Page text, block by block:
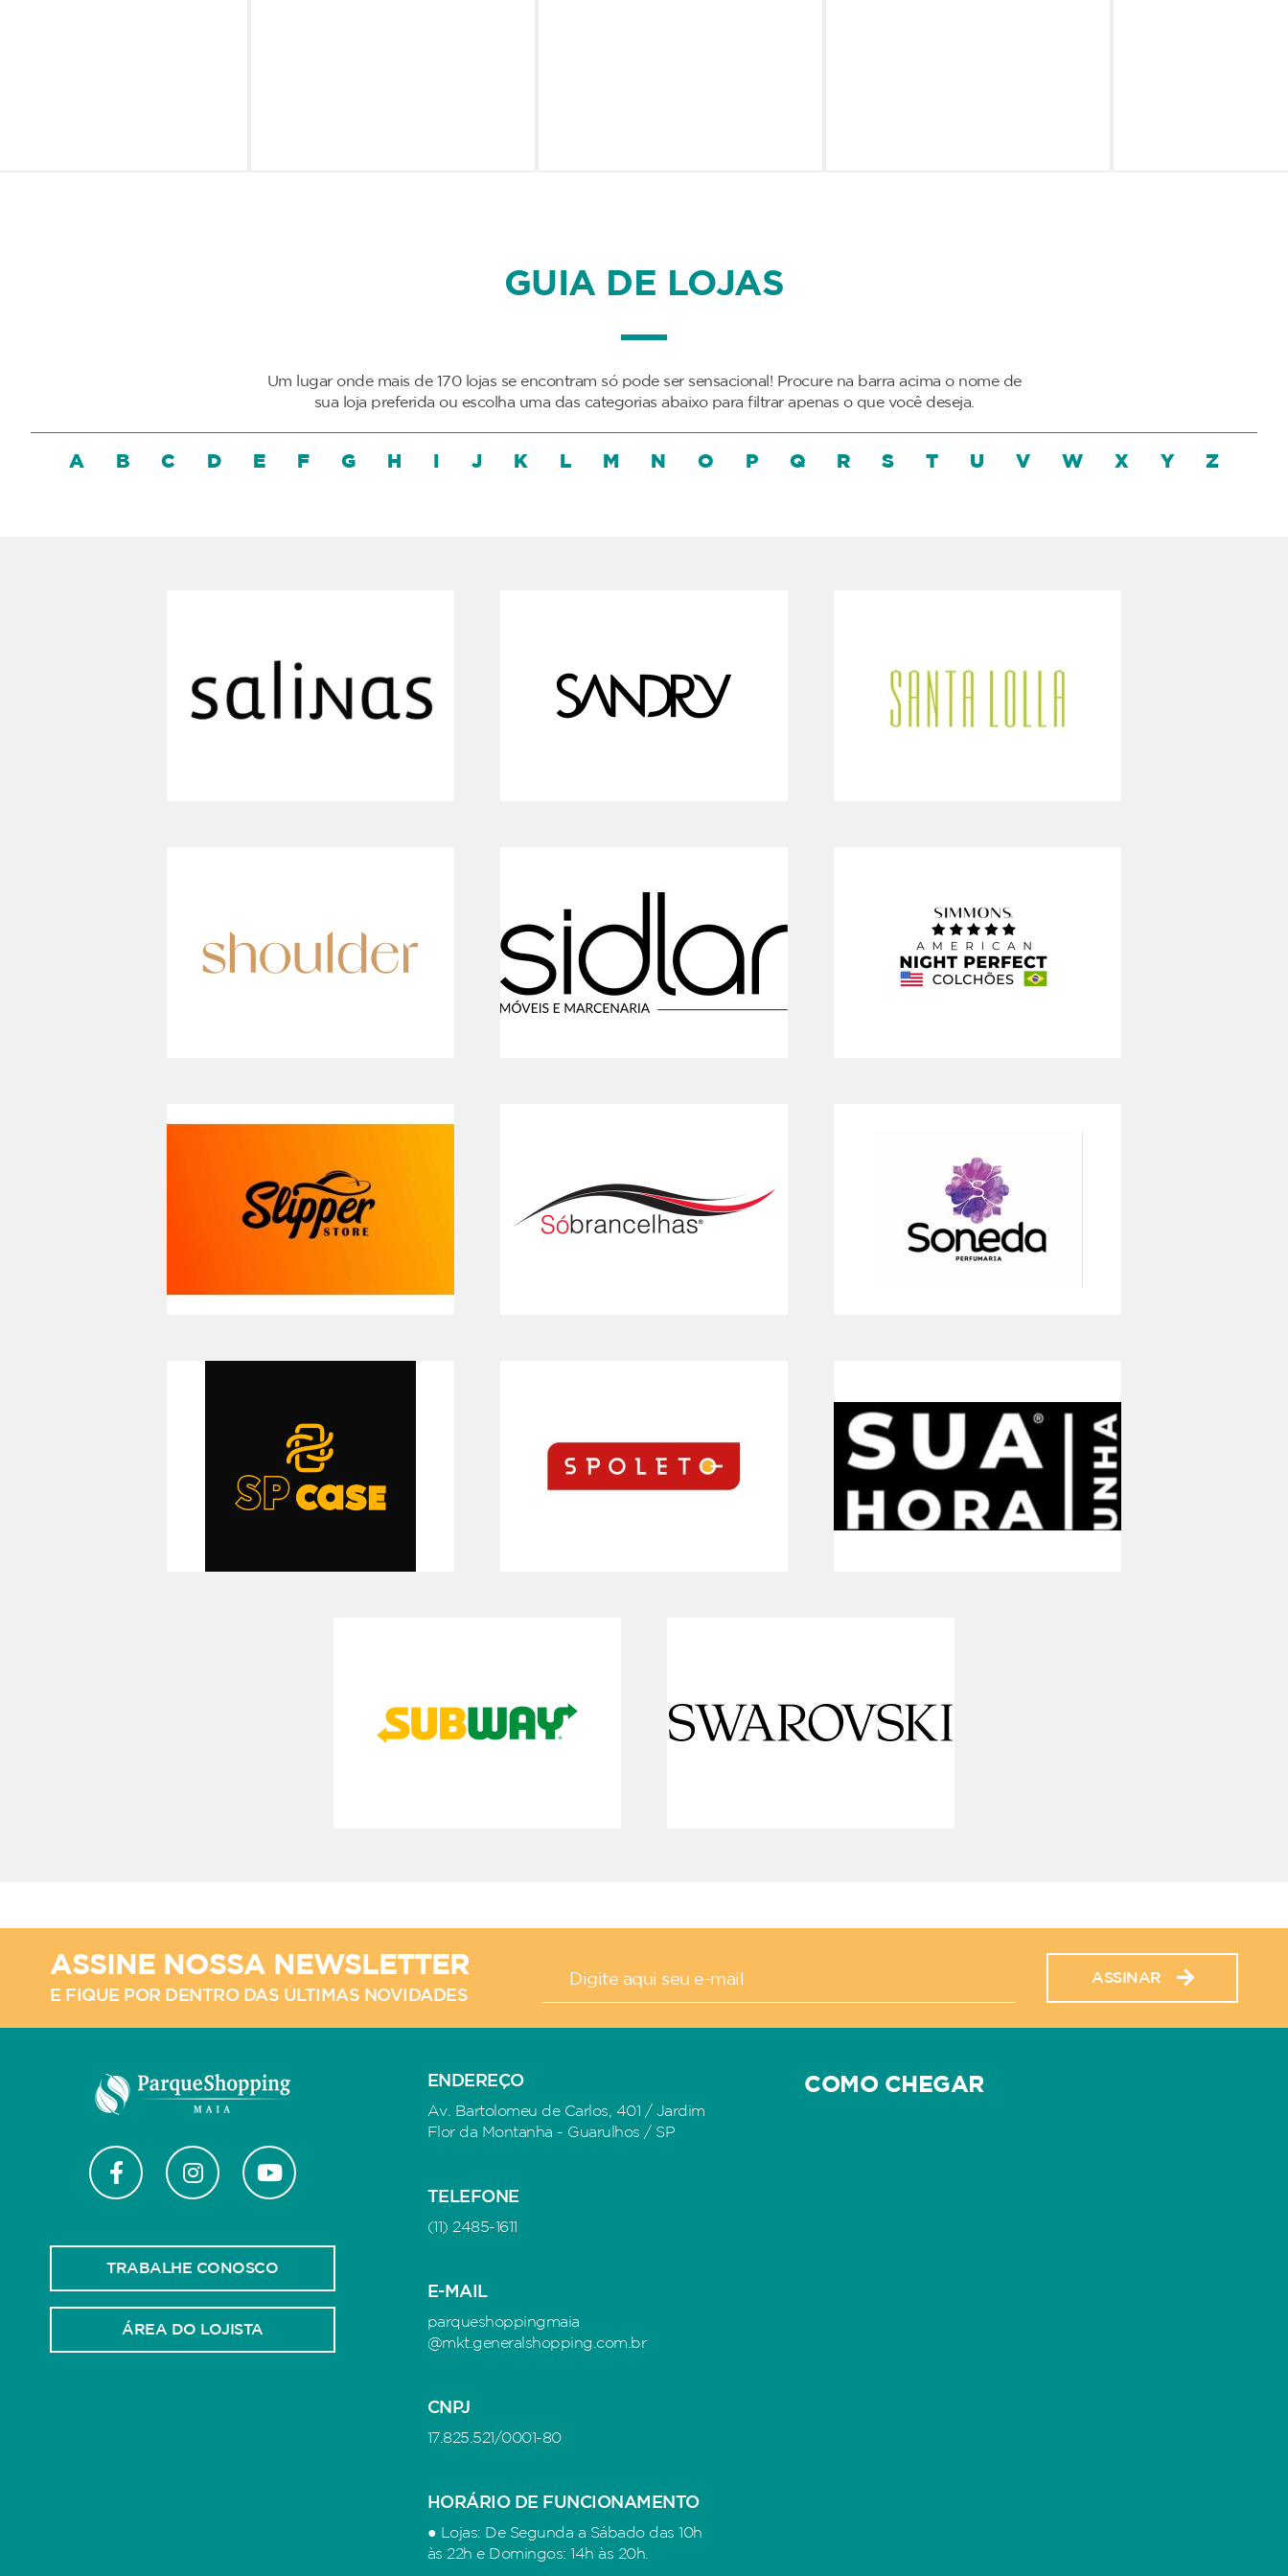
GUIA DE LOJAS
Um lugar onde mais de 170 lojas se encontram só pode ser sensacional! Procure na barra acima o nome de
sua loja preferida ou escolha uma das categorias abaixo para filtrar apenas o que você deseja.
A B C D E F G H J K L M N O P Q R S T U V W X Y Z
ASSINE NOSSA NEWSLETTER
E FIQUE POR DENTRO DAS ÚLTIMAS NOVIDADES
ASSINAR
TRABALHE CONOSCO
ÁREA DO LOJISTA
ENDEREÇO
Av. Bartolomeu de Carlos, 401 / Jardim
Flor da Montanha - Guarulhos / SP
TELEFONE
(11) 2485-1611
E-MAIL
parqueshoppingmaia
@mkt.generalshopping.com.br
CNPJ
17.825.521/0001-80
HORÁRIO DE FUNCIONAMENTO
● Lojas: De Segunda a Sábado das 10h
às 22h e Domingos: 14h às 20h.
COMO CHEGAR